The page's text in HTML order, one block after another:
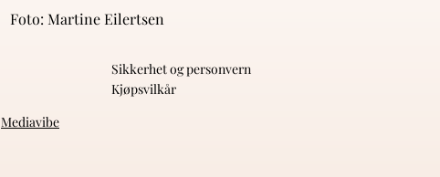
Foto: Martine Eilertsen
Sikkerhet og personvern
Kjøpsvilkår
Mediavibe